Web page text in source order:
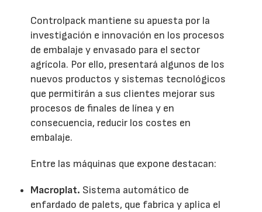
Controlpack mantiene su apuesta por la
investigación e innovación en los procesos
de embalaje y envasado para el sector
agrícola. Por ello, presentará algunos de los
nuevos productos y sistemas tecnológicos
que permitirán a sus clientes mejorar sus
procesos de finales de línea y en
consecuencia, reducir los costes en
embalaje.
Entre las máquinas que expone destacan:
Macroplat. Sistema automático de
enfardado de palets, que fabrica y aplica el